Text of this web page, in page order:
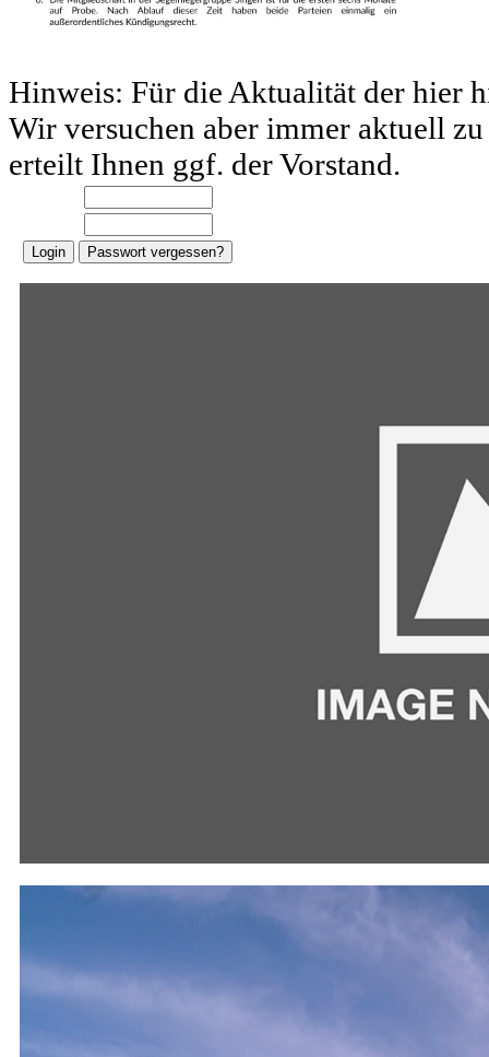
Hinweis: Für die Aktualität der hier
Wir versuchen aber immer aktuell
erteilt Ihnen ggf. der Vorstand.